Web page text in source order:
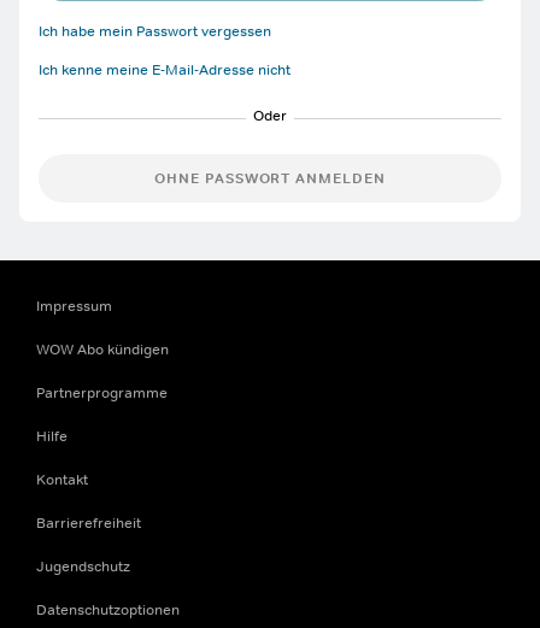
Ich habe mein Passwort vergessen
Ich kenne meine E-Mail-Adresse nicht
OHNE PASSWORT ANMELDEN
Impressum
WOW Abo kündigen
Partnerprogramme
Hilfe
Kontakt
Barrierefreiheit
Jugendschutz
Datenschutzoptionen